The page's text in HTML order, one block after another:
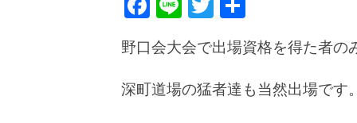
野口会大会で出場資格を得た者
深町道場の猛者達も当然出場です